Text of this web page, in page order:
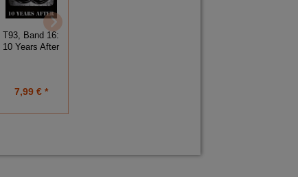
T93, Band 16:
10 Years After
7,99 € *